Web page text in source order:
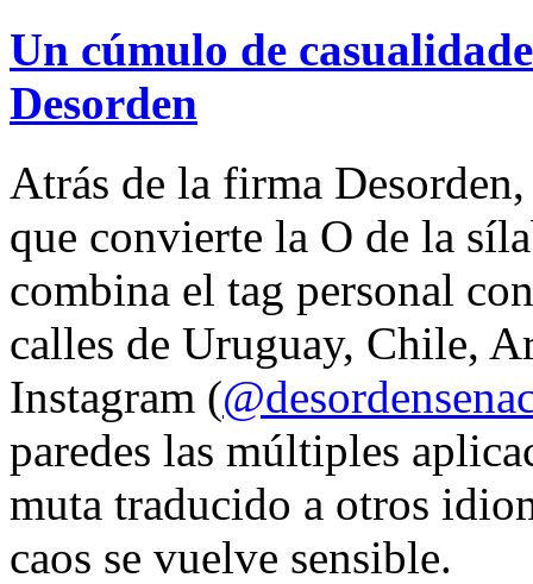
Un cúmulo de
Desorden
Atrás de la firma
que convierte la O de la
combina el tag personal
calles de Uruguay, Chile,
Instagram (
paredes las múltiples
muta traducido a otros
caos se vuelve sensible.